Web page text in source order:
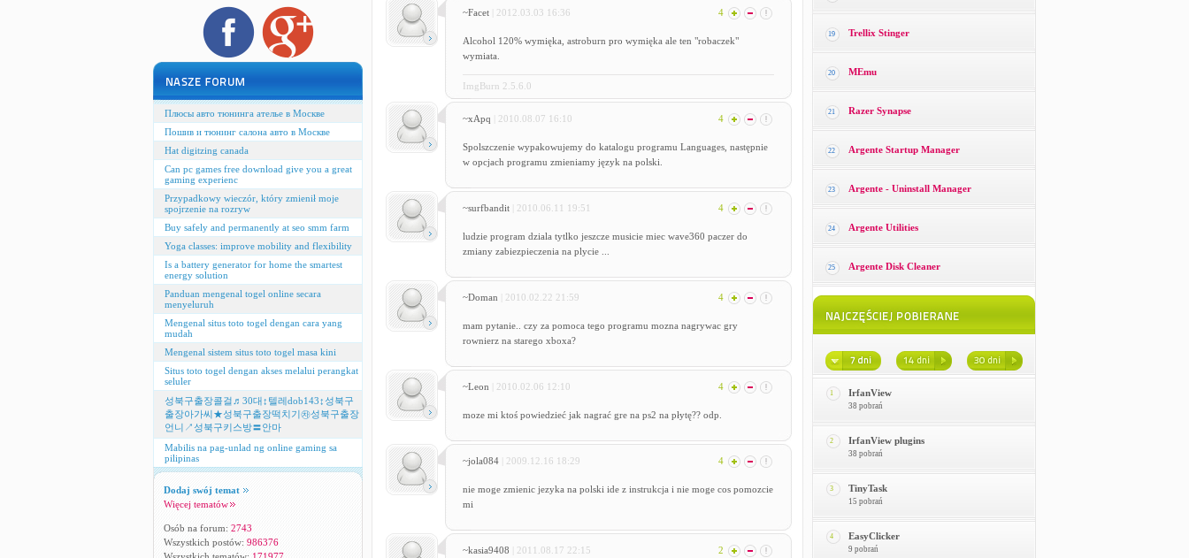
Плюсы авто тюнинга ателье в Москве
Пошив и тюнинг салона авто в Москве
Hat digitzing canada
Can pc games free download give you a great
gaming experienc
Przypadkowy wieczór, który zmienił moje
spojrzenie na rozryw
Buy safely and permanently at seo smm farm
Yoga classes: improve mobility and flexibility
Is a battery generator for home the smartest
energy solution
Panduan mengenal togel online secara
menyeluruh
Mengenal situs toto togel dengan cara yang
mudah
Mengenal sistem situs toto togel masa kini
Situs toto togel dengan akses melalui perangkat
seluler
성북구출장콜걸♬30대↕텔레dob143↕성북구
출장아가씨★성북구출장떡치기㉷성북구출장
언니↗성북구키스방〓안마
Mabilis na pag-unlad ng online gaming sa
pilipinas
Dodaj swój temat
Więcej tematów
Osób na forum: 2743
Wszystkich postów: 986376
~Facet | 2012.03.03 16:36 4
Alcohol 120% wymięka, astroburn pro wymięka ale ten "robaczek"
wymiata.
ImgBurn 2.5.6.0
~xApq | 2010.08.07 16:10 4
Spolszczenie wypakowujemy do katalogu programu Languages, następnie
w opcjach programu zmieniamy język na polski.
~surfbandit | 2010.06.11 19:51 4
ludzie program dziala tytlko jeszcze musicie miec wave360 paczer do
zmiany zabiezpieczenia na plycie ...
~Doman | 2010.02.22 21:59 4
mam pytanie.. czy za pomoca tego programu mozna nagrywac gry
rownierz na starego xboxa?
~Leon | 2010.02.06 12:10 4
moze mi ktoś powiedzieć jak nagrać gre na ps2 na płytę?? odp.
~jola084 | 2009.12.16 18:29 4
nie moge zmienic jezyka na polski ide z instrukcja i nie moge cos pomozcie
mi
~kasia9408 | 2011.08.17 22:15 2
19 Trellix Stinger
20 MEmu
21 Razer Synapse
22 Argente Startup Manager
23 Argente - Uninstall Manager
24 Argente Utilities
25 Argente Disk Cleaner
1 IrfanView
38 pobrań
2 IrfanView plugins
38 pobrań
3 TinyTask
15 pobrań
4 EasyClicker
9 pobrań